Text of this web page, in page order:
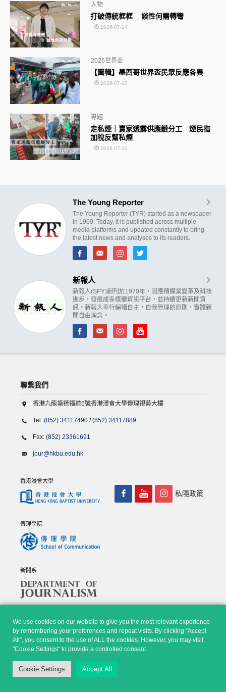
打破傳統框框 談性何需轉彎
人物
2026-07-14
【圖輯】墨西哥世界盃民眾反應各異
2026世界盃
2026-07-10
走私煙｜賣家透露供應鏈分工 煙民指
加稅反幫私煙
專題
2026-07-10
The Young Reporter
The Young Reporter (TYR) started as a newspaper
in 1969. Today, it is published across multiple
media platforms and updated constantly to bring
the latest news and analyses to its readers.
新報人
新報人(SPY)創刊於1970年，因應傳媒業變革及科技
進步，發展成多媒體資訊平台，並持續更新新聞資
訊。新報人奉行編輯自主，自我管理的原則，實踐新
聞自由理念。
We use cookies on our website to give you the most relevant experience
by remembering your preferences and repeat visits. By clicking “Accept
All”, you consent to the use of ALL the cookies. However, you may visit
"Cookie Settings" to provide a controlled consent.
Cookie Settings Accept All
聯繫我們
香港九龍塘禧福道5號香港浸會大學傳理視藝大樓
Tel: (852) 34117490 /(852) 34117889
Fax: (852) 23361691
jour@hkbu.edu.hk
香港浸會大學
傳理學院
新聞系
私隱政策
© Copyright 2026 - 香港浸會大學傳理學院, 新聞系 |Privacy
Policy
|